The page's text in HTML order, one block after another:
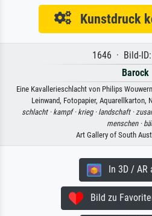
Kunstdruck
1646 · Bild-
Barock
Eine Kavallerieschlacht von Philips
Leinwand, Fotopapier, Aquarellkarton,
schlacht · kampf · krieg · landschaft ·
menschen ·
Art Gallery of South
In 3D / AR
Bild zu